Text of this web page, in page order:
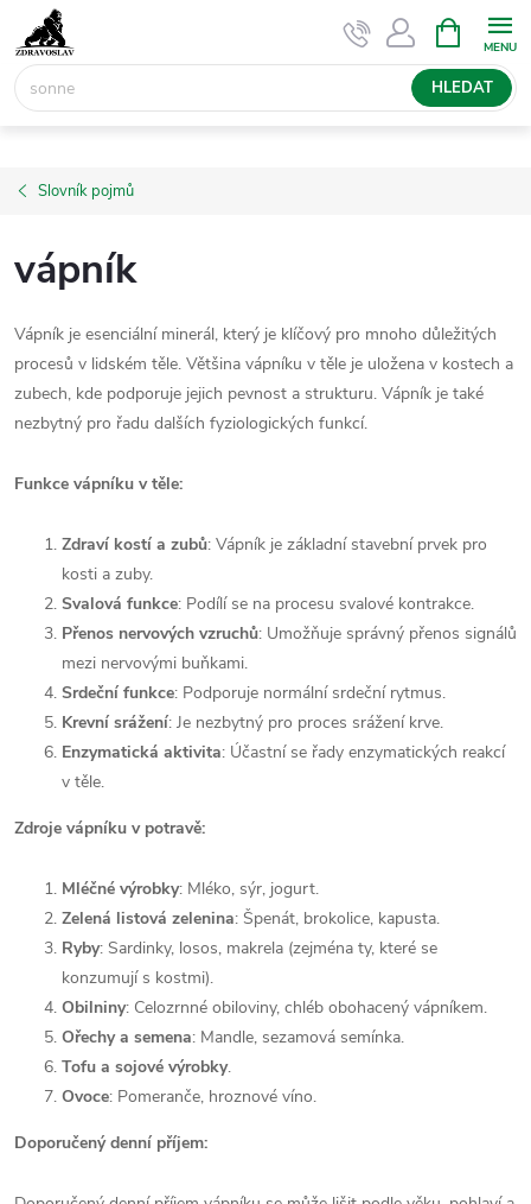
na
obsah
HLEDAT
NÁKUPNÍ
KOŠÍK
Slovník pojmů
vápník
Vápník je esenciální minerál, který je klíčový pro mnoho důležitých
procesů v lidském těle. Většina vápníku v těle je uložena v kostech a
zubech, kde podporuje jejich pevnost a strukturu. Vápník je také
nezbytný pro řadu dalších fyziologických funkcí.
Funkce vápníku v těle:
Zdraví kostí a zubů: Vápník je základní stavební prvek pro
kosti a zuby.
Svalová funkce: Podílí se na procesu svalové kontrakce.
Přenos nervových vzruchů: Umožňuje správný přenos signálů
mezi nervovými buňkami.
Srdeční funkce: Podporuje normální srdeční rytmus.
Krevní srážení: Je nezbytný pro proces srážení krve.
Enzymatická aktivita: Účastní se řady enzymatických reakcí
v těle.
Zdroje vápníku v potravě:
Mléčné výrobky: Mléko, sýr, jogurt.
Zelená listová zelenina: Špenát, brokolice, kapusta.
Ryby: Sardinky, losos, makrela (zejména ty, které se
konzumují s kostmi).
Obilniny: Celozrnné obiloviny, chléb obohacený vápníkem.
Ořechy a semena: Mandle, sezamová semínka.
Tofu a sojové výrobky.
Ovoce: Pomeranče, hroznové víno.
Doporučený denní příjem: